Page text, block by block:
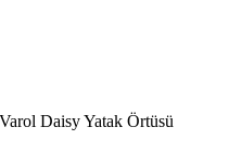
Daisy Yatak Örtüsü